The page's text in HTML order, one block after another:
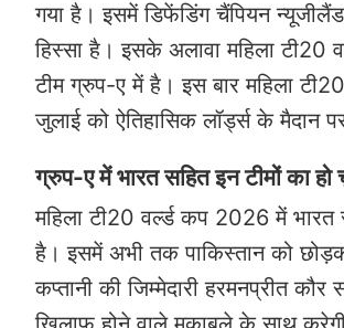
गया है। इसमें डिफेंडिंग चैंपियन
हिस्सा है। इसके अलावा महिला टी20
टीम ग्रुप-ए में है। इस बार महिला
जुलाई को ऐतिहासिक लॉर्ड्स के मैदान
ग्रुप-ए में भारत सहित इन टीमों का हो
महिला टी20 वर्ल्ड कप 2026 में
है। इसमें अभी तक पाकिस्तान को
कप्तानी की जिम्मेदारी हरमनप्रीत